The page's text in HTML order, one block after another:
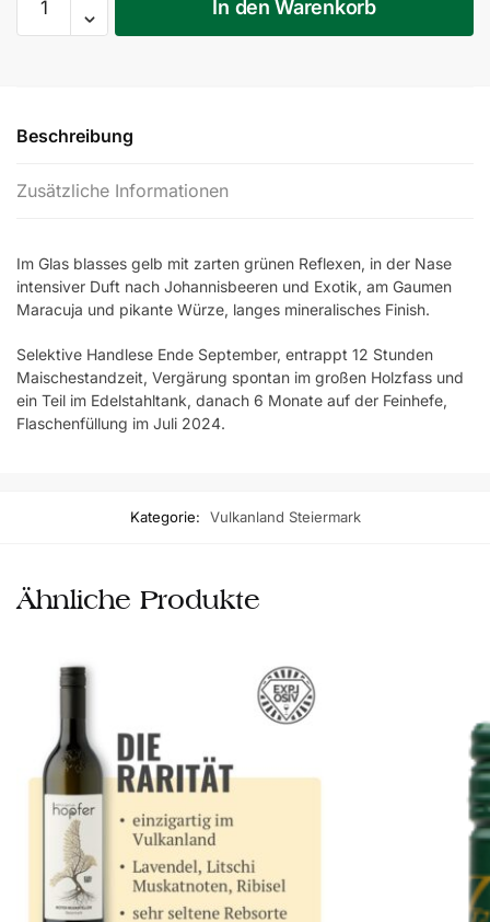
Sauvignon
Steiermark
2023
In den Warenkorb
Beschreibung
Zusätzliche Informationen
Im Glas blasses gelb mit zarten grünen Reflexen, in der Nase
intensiver Duft nach Johannisbeeren und Exotik, am Gaumen
Maracuja und pikante Würze, langes mineralisches Finish.
Selektive Handlese Ende September, entrappt 12 Stunden
Maischestandzeit, Vergärung spontan im großen Holzfass und
ein Teil im Edelstahltank, danach 6 Monate auf der Feinhefe,
Flaschenfüllung im Juli 2024.
Kategorie: Vulkanland Steiermark
Ähnliche Produkte